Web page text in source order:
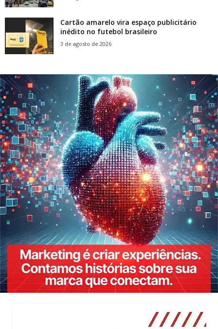
Cartão amarelo vira espaço publicitário
inédito no futebol brasileiro
3 de agosto de 2026